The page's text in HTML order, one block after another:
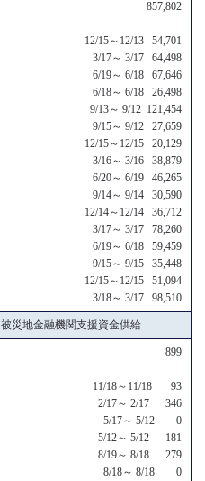
857,802
12/15～12/13 54,701
3/17～ 3/17 64,498
6/19～ 6/18 67,646
6/18～ 6/18 26,498
9/13～ 9/12 121,454
9/15～ 9/12 27,659
12/15～12/15 20,129
3/16～ 3/16 38,879
6/20～ 6/19 46,265
9/14～ 9/14 30,590
12/14～12/14 36,712
3/17～ 3/17 78,260
6/19～ 6/18 59,459
9/15～ 9/15 35,448
12/15～12/15 51,094
3/18～ 3/17 98,510
被災地金融機関支援資金供給
899
11/18～11/18 93
2/17～ 2/17 346
5/17～ 5/12 0
5/12～ 5/12 181
8/19～ 8/18 279
8/18～ 8/18 0